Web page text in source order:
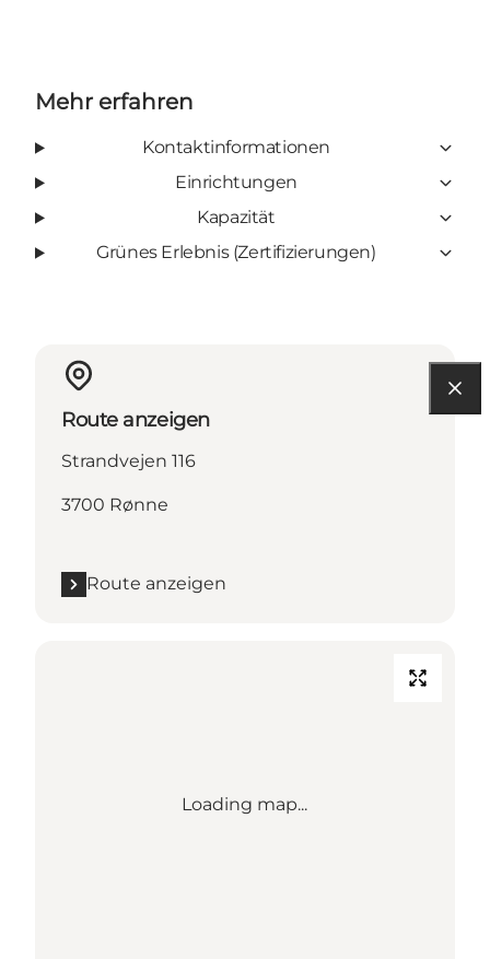
Mehr erfahren
Kontaktinformationen
Einrichtungen
Kapazität
Grünes Erlebnis (Zertifizierungen)
Route anzeigen
Strandvejen 116
3700 Rønne
Route anzeigen
Loading map...